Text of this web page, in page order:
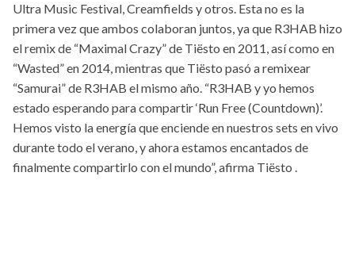
Ultra Music Festival, Creamfields y otros. Esta no es la
primera vez que ambos colaboran juntos, ya que R3HAB hizo
el remix de “Maximal Crazy” de Tiësto en 2011, así como en
“Wasted” en 2014, mientras que Tiësto pasó a remixear
“Samurai” de R3HAB el mismo año. “R3HAB y yo hemos
estado esperando para compartir ‘Run Free (Countdown)’.
Hemos visto la energía que enciende en nuestros sets en vivo
durante todo el verano, y ahora estamos encantados de
finalmente compartirlo con el mundo”, afirma Tiësto .